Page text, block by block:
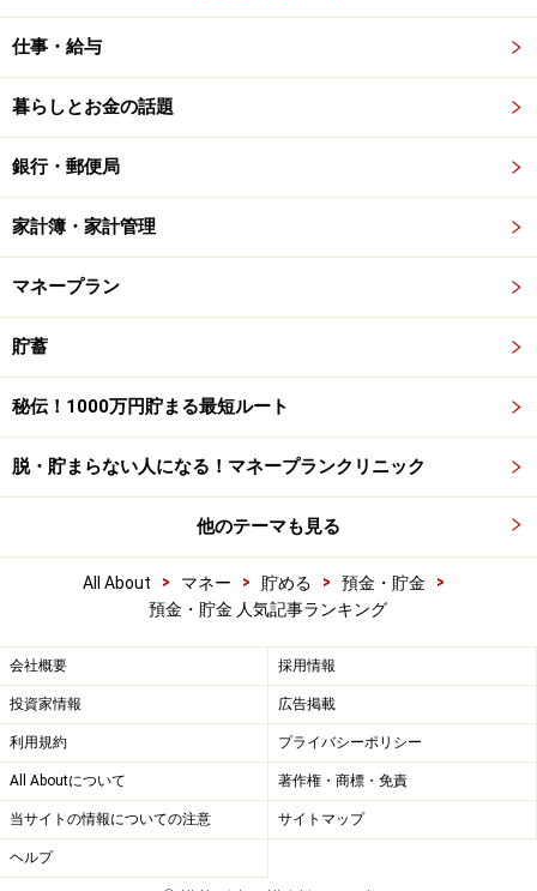
仕事・給与
暮らしとお金の話題
銀行・郵便局
家計簿・家計管理
マネープラン
貯蓄
秘伝！1000万円貯まる最短ルート
脱・貯まらない人になる！マネープランクリニック
他のテーマも見る
All About > マネー > 貯める > 預金・貯金
>
預金・貯金 人気記事ランキング
会社概要 採用情報
投資家情報 広告掲載
利用規約 プライバシーポリシー
All Aboutについて 著作権・商標・免責
当サイトの情報についての注意 サイトマップ
ヘルプ